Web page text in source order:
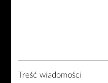
Treść wiadomości